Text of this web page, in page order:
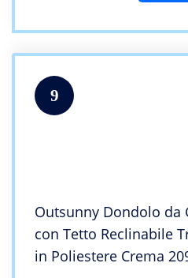
9
Outsunny Dondolo da
con Tetto Reclinabile
in Poliestere Crema